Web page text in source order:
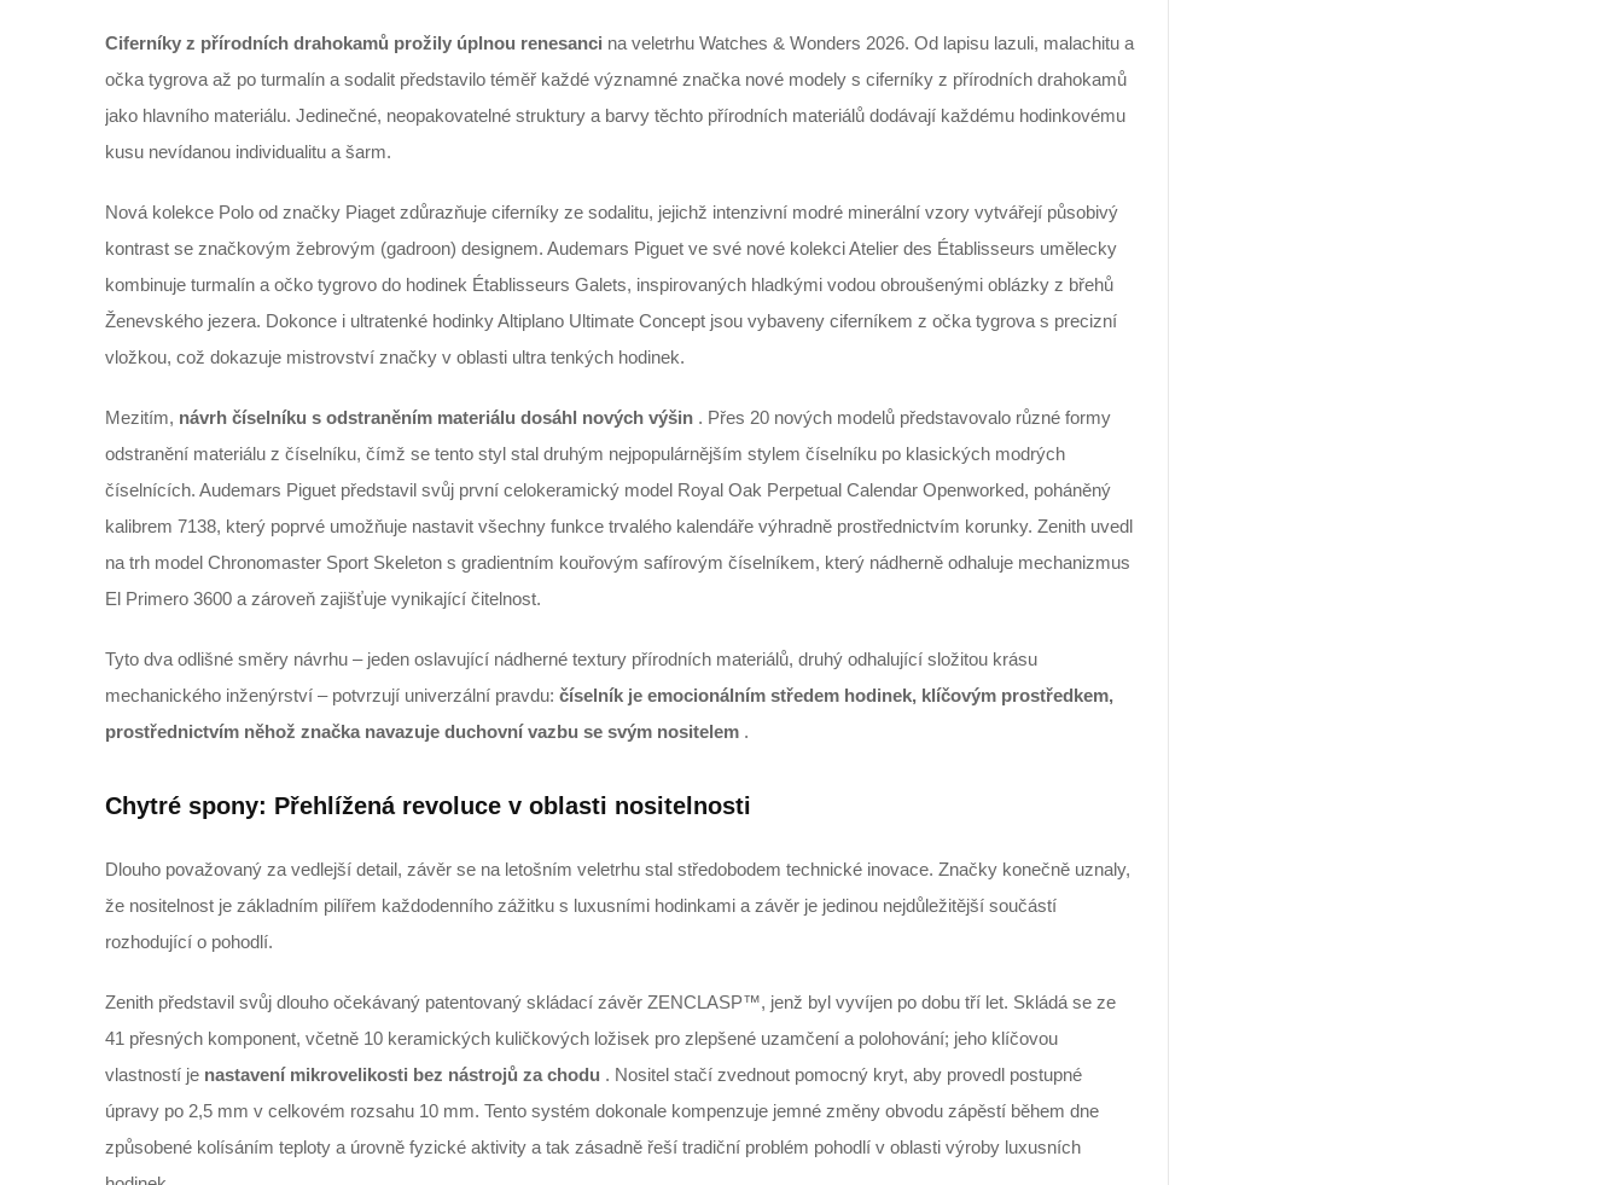
Ciferníky z přírodních drahokamů prožily úplnou renesanci na veletrhu Watches & Wonders 2026. Od lapisu lazuli, malachitu a
očka tygrova až po turmalín a sodalit představilo téměř každé významné značka nové modely s ciferníky z přírodních drahokamů
jako hlavního materiálu. Jedinečné, neopakovatelné struktury a barvy těchto přírodních materiálů dodávají každému hodinkovému
kusu nevídanou individualitu a šarm.
Nová kolekce Polo od značky Piaget zdůrazňuje ciferníky ze sodalitu, jejichž intenzivní modré minerální vzory vytvářejí působivý
kontrast se značkovým žebrovým (gadroon) designem. Audemars Piguet ve své nové kolekci Atelier des Établisseurs umělecky
kombinuje turmalín a očko tygrovo do hodinek Établisseurs Galets, inspirovaných hladkými vodou obroušenými oblázky z břehů
Ženevského jezera. Dokonce i ultratenké hodinky Altiplano Ultimate Concept jsou vybaveny ciferníkem z očka tygrova s precizní
vložkou, což dokazuje mistrovství značky v oblasti ultra tenkých hodinek.
Mezitím, návrh číselníku s odstraněním materiálu dosáhl nových výšin . Přes 20 nových modelů představovalo různé formy
odstranění materiálu z číselníku, čímž se tento styl stal druhým nejpopulárnějším stylem číselníku po klasických modrých
číselnících. Audemars Piguet představil svůj první celokeramický model Royal Oak Perpetual Calendar Openworked, poháněný
kalibrem 7138, který poprvé umožňuje nastavit všechny funkce trvalého kalendáře výhradně prostřednictvím korunky. Zenith uvedl
na trh model Chronomaster Sport Skeleton s gradientním kouřovým safírovým číselníkem, který nádherně odhaluje mechanizmus
El Primero 3600 a zároveň zajišťuje vynikající čitelnost.
Tyto dva odlišné směry návrhu – jeden oslavující nádherné textury přírodních materiálů, druhý odhalující složitou krásu
mechanického inženýrství – potvrzují univerzální pravdu: číselník je emocionálním středem hodinek, klíčovým prostředkem,
prostřednictvím něhož značka navazuje duchovní vazbu se svým nositelem .
Chytré spony: Přehlížená revoluce v oblasti nositelnosti
Dlouho považovaný za vedlejší detail, závěr se na letošním veletrhu stal středobodem technické inovace. Značky konečně uznaly,
že nositelnost je základním pilířem každodenního zážitku s luxusními hodinkami a závěr je jedinou nejdůležitější součástí
rozhodující o pohodlí.
Zenith představil svůj dlouho očekávaný patentovaný skládací závěr ZENCLASP™, jenž byl vyvíjen po dobu tří let. Skládá se ze
41 přesných komponent, včetně 10 keramických kuličkových ložisek pro zlepšené uzamčení a polohování; jeho klíčovou
vlastností je nastavení mikrovelikosti bez nástrojů za chodu . Nositel stačí zvednout pomocný kryt, aby provedl postupné
úpravy po 2,5 mm v celkovém rozsahu 10 mm. Tento systém dokonale kompenzuje jemné změny obvodu zápěstí během dne
způsobené kolísáním teploty a úrovně fyzické aktivity a tak zásadně řeší tradiční problém pohodlí v oblasti výroby luxusních